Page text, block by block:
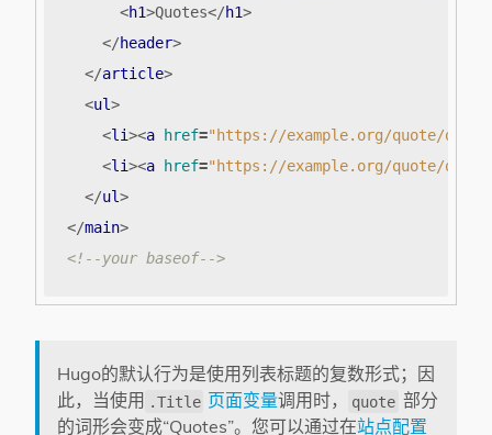
<h1>Quotes</h1>
</header>
</article>
<ul>
<li><a href="https://example.org/quote/
<li><a href="https://example.org/quote/
</ul>
</main>
<!--your baseof-->
Hugo的默认行为是使用列表标题的复数形式；因
此，当使用 .Title 页面变量调用时， quote 部分
的词形会变成“Quotes”。您可以通过在站点配置